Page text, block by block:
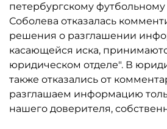
петербургскому
Соболева отказалась
решения о разглашении
касающейся иска,
юридическом отделе". В
также отказались от
разглашаем информацию
нашего доверителя,